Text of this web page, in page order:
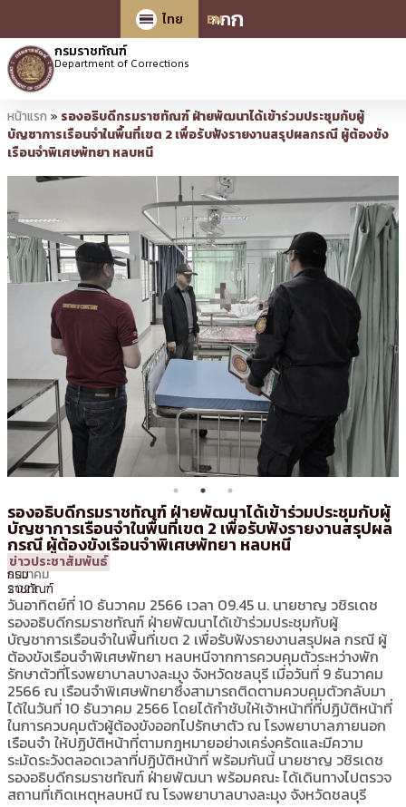
กกก
ไทย
EN
กรมราชทัณฑ์
Department of Corrections
หน้าแรก » รองอธิบดีกรมราชทัณฑ์ ฝ่ายพัฒนาได้เข้าร่วมประชุมกับผู้
บัญชาการเรือนจำในพื้นที่เขต 2 เพื่อรับฟังรายงานสรุปผลกรณี ผู้ต้องขัง
เรือนจำพิเศษพัทยา หลบหนี
รองอธิบดีกรมราชทัณฑ์ ฝ่ายพัฒนาได้เข้าร่วมประชุมกับผู้
บัญชาการเรือนจำในพื้นที่เขต 2 เพื่อรับฟังรายงานสรุปผล
กรณี ผู้ต้องขังเรือนจำพิเศษพัทยา หลบหนี
10
ธันวาคม
2023
14:01 น.
โดย
ประชาสัมพันธ์
กรม
ราชทัณฑ์
ข่าวประชาสัมพันธ์
วันอาทิตย์ที่ 10 ธันวาคม 2566 เวลา 09.45 น. นายชาญ วชิรเดช
รองอธิบดีกรมราชทัณฑ์ ฝ่ายพัฒนาได้เข้าร่วมประชุมกับผู้
บัญชาการเรือนจำในพื้นที่เขต 2 เพื่อรับฟังรายงานสรุปผล กรณี ผู้
ต้องขังเรือนจำพิเศษพัทยา หลบหนีจากการควบคุมตัวระหว่างพัก
รักษาตัวที่โรงพยาบาลบางละมุง จังหวัดชลบุรี เมื่อวันที่ 9 ธันวาคม
2566 ณ เรือนจำพิเศษพัทยาซึ่งสามารถติดตามควบคุมตัวกลับมา
ได้ในวันที่ 10 ธันวาคม 2566 โดยได้กำชับให้เจ้าหน้าที่ที่ปฏิบัติหน้าที่
ในการควบคุมตัวผู้ต้องขังออกไปรักษาตัว ณ โรงพยาบาลภายนอก
เรือนจำ ให้ปฏิบัติหน้าที่ตามกฎหมายอย่างเคร่งครัดและมีความ
ระมัดระวังตลอดเวลาที่ปฏิบัติหน้าที่ พร้อมกันนี้ นายชาญ วชิรเดช
รองอธิบดีกรมราชทัณฑ์ ฝ่ายพัฒนา พร้อมคณะ ได้เดินทางไปตรวจ
สถานที่เกิดเหตุหลบหนี ณ โรงพยาบาลบางละมุง จังหวัดชลบุรี